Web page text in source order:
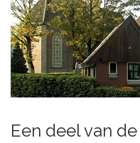
Een deel van